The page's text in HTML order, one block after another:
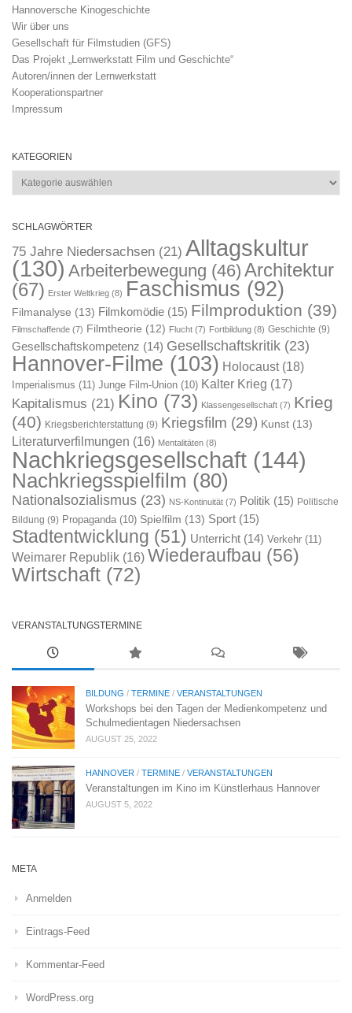
Hannoversche Kinogeschichte
Wir über uns
Gesellschaft für Filmstudien (GFS)
Das Projekt „Lernwerkstatt Film und Geschichte“
Autoren/innen der Lernwerkstatt
Kooperationspartner
Impressum
KATEGORIEN
Kategorien
SCHLAGWÖRTER
75 Jahre Niedersachsen (21) Alltagskultur
(130) Arbeiterbewegung (46) Architektur
(67) Erster Weltkrieg (8) Faschismus (92)
Filmanalyse (13) Filmkomödie (15) Filmproduktion (39)
Filmschaffende (7) Filmtheorie (12) Flucht (7) Fortbildung (8) Geschichte (9)
Gesellschaftskompetenz (14) Gesellschaftskritik (23)
Hannover-Filme (103) Holocaust(18)
Imperialismus (11) Junge Film-Union (10) Kalter Krieg (17)
Kapitalismus (21) Kino (73) Klassengesellschaft (7) Krieg
(40) Kriegsberichterstattung (9) Kriegsfilm (29) Kunst (13)
Literaturverfilmungen (16) Mentalitäten (8)
Nachkriegsgesellschaft (144)
Nachkriegsspielfilm (80)
Nationalsozialismus (23) NS-Kontinuität (7) Politik (15) Politische
Bildung (9) Propaganda (10) Spielfilm (13) Sport (15)
Stadtentwicklung (51) Unterricht (14) Verkehr (11)
Weimarer Republik (16) Wiederaufbau (56)
Wirtschaft (72)
VERANSTALTUNGSTERMINE
BILDUNG / TERMINE / VERANSTALTUNGEN
Workshops bei den Tagen der Medienkompetenz und
Schulmedientagen Niedersachsen
AUGUST 25, 2022
HANNOVER / TERMINE / VERANSTALTUNGEN
Veranstaltungen im Kino im Künstlerhaus Hannover
AUGUST 5, 2022
META
Anmelden
Eintrags-Feed
Kommentar-Feed
WordPress.org